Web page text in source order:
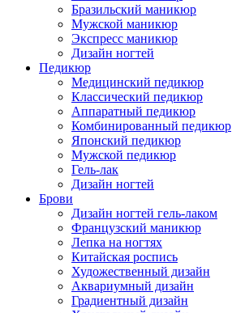
Бразильский маникюр
Мужской маникюр
Экспресс маникюр
Дизайн ногтей
Педикюр
Медицинский педикюр
Классический педикюр
Аппаратный педикюр
Комбинированный педикюр
Японский педикюр
Мужской педикюр
Гель-лак
Дизайн ногтей
Брови
Дизайн ногтей гель-лаком
Французский маникюр
Лепка на ногтях
Китайская роспись
Художественный дизайн
Аквариумный дизайн
Градиентный дизайн